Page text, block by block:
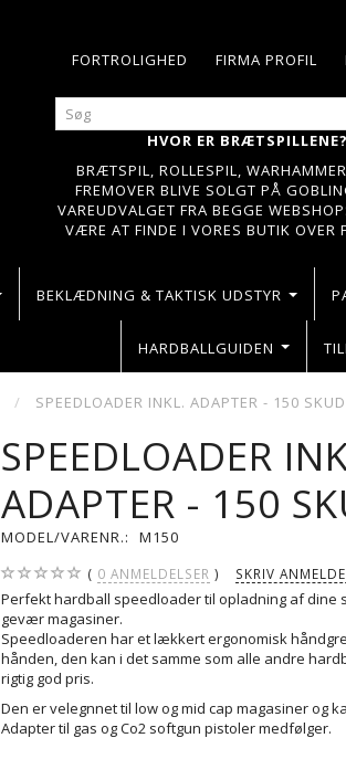
FIRMA PROFIL
FORTROLIGHED
HVOR ER
BRÆTSPIL, ROLLESPIL,
FREMOVER BLIVE SOLGT PÅ
VAREUDVALGET FRA BEGGE
VÆRE AT FINDE I VORES BUTIK OVER
BEKLÆDNING & TAKTISK UDSTYR
HARDBALLGUIDEN
SPEEDLOADER INKL. ADAPTER - 150 SKUD
SPEEDLOADER
ADAPTER - 150
MODEL/VARENR.: M150
0 ANMELDELSER SKRIV
Perfekt hardball speedloader til opladning af dine
gevær magasiner.
Speedloaderen har et lækkert ergonomisk
hånden, den kan i det samme som alle andre
rigtig god pris.
Den er velegnnet til low og mid cap magasiner og
Adapter til gas og Co2 softgun pistoler medfølger.